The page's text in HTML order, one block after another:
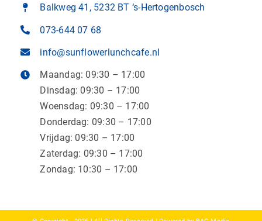
Balkweg 41, 5232 BT ‘s-Hertogenbosch
073-644 07 68
info@sunflowerlunchcafe.nl
Maandag: 09:30 – 17:00
Dinsdag: 09:30 – 17:00
Woensdag: 09:30 – 17:00
Donderdag: 09:30 – 17:00
Vrijdag: 09:30 – 17:00
Zaterdag: 09:30 – 17:00
Zondag: 10:30 – 17:00